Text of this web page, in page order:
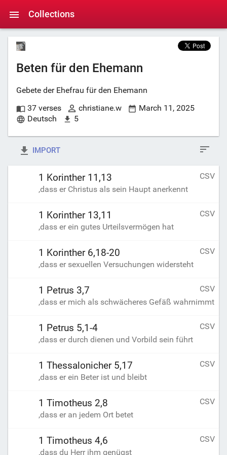
Collections
Beten für den Ehemann
Gebete der Ehefrau für den Ehemann
37 verses
christiane.w
March 11, 2025
Deutsch
5
IMPORT
1 Korinther 11,13 CSV
,dass er Christus als sein Haupt anerkennt
1 Korinther 13,11 CSV
,dass er ein gutes Urteilsvermögen hat
1 Korinther 6,18-20 CSV
,dass er sexuellen Versuchungen widersteht
1 Petrus 3,7 CSV
,dass er mich als schwächeres Gefäß wahrnimmt
1 Petrus 5,1-4 CSV
,dass er durch dienen und Vorbild sein führt
1 Thessalonicher 5,17 CSV
,dass er ein Beter ist und bleibt
1 Timotheus 2,8 CSV
,dass er an jedem Ort betet
1 Timotheus 4,6 CSV
,dass du Herr ihm genügst